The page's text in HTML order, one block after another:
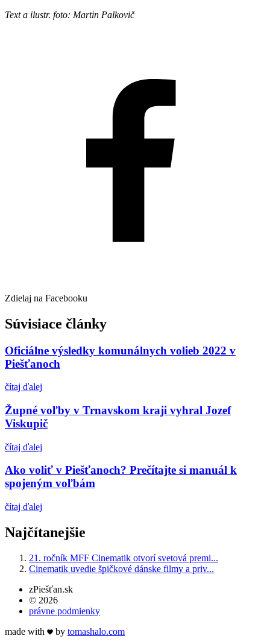
Text a ilustr. foto: Martin Palkovič
Zdielaj na Facebooku
Súvisiace články
Oficiálne výsledky komunálnych volieb 2022 v
Piešťanoch
čítaj ďalej
Župné voľby v Trnavskom kraji vyhral Jozef
Viskupič
čítaj ďalej
Ako voliť v Piešťanoch? Prečítajte si manuál k
spojeným voľbám
čítaj ďalej
Najčítanejšie
21. ročník MFF Cinematik otvorí svetová premi...
Cinematik uvedie špičkové dánske filmy a priv...
zPiešťan.sk
© 2026
právne podmienky
made with
by tomashalo.com